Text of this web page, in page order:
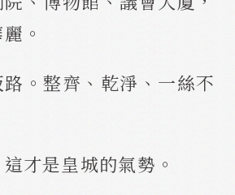
。
。整齊、乾淨、一絲不
才是皇城的氣勢。